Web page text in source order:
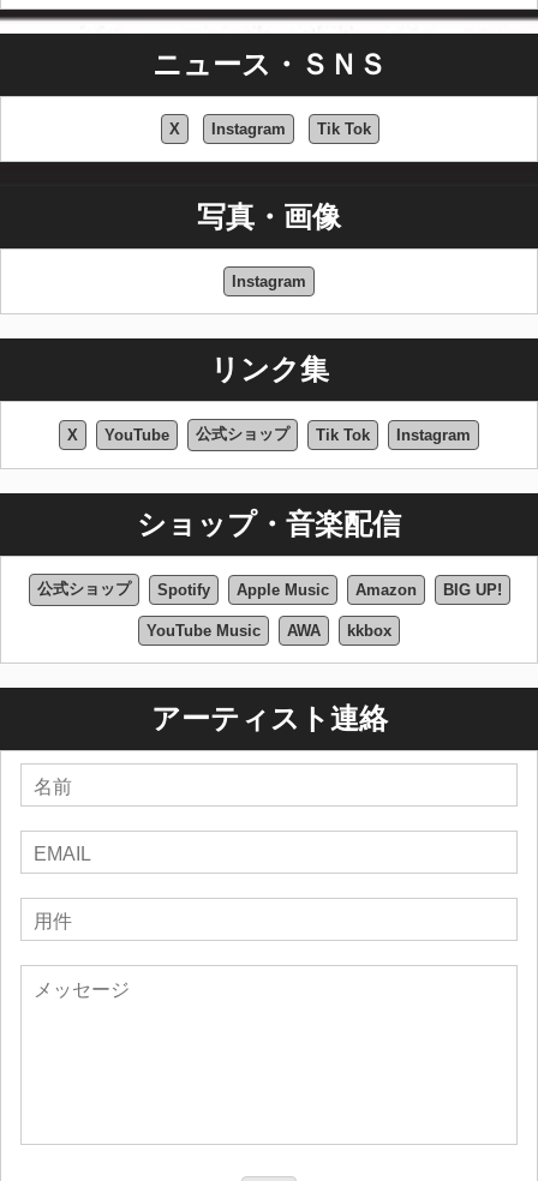
ニュース・ＳＮＳ
X Instagram Tik Tok
写真・画像
Instagram
リンク集
X YouTube 公式ショップ Tik Tok Instagram
ショップ・音楽配信
公式ショップ Spotify Apple Music Amazon BIG UP!
YouTube Music AWA kkbox
アーティスト連絡